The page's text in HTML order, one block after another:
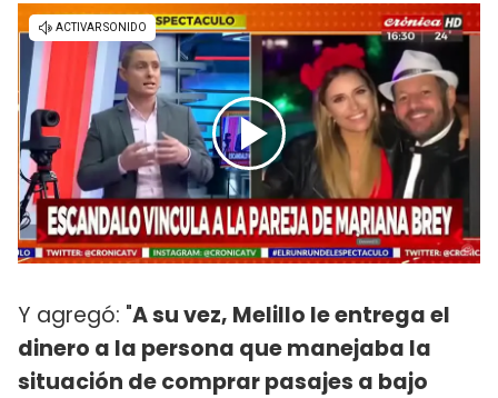
Y agregó: "A su vez, Melillo le entrega el
dinero a la persona que manejaba la
situación de comprar pasajes a bajo